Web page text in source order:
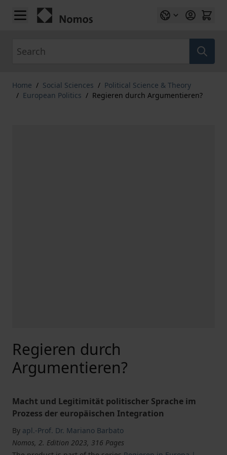
Skip to Content
Home / Social Sciences / Political Science & Theory
/ European Politics / Regieren durch Argumentieren?
Regieren durch
Argumentieren?
Macht und Legitimität politischer Sprache im
Prozess der europäischen Integration
By apl.-Prof. Dr. Mariano Barbato
Nomos, 2. Edition 2023, 316 Pages